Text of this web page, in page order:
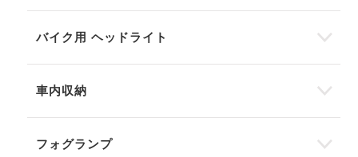
バイク用 ヘッドライト
車内収納
フォグランプ